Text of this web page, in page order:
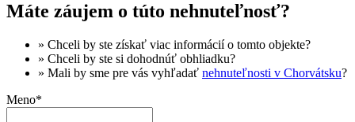
Máte záujem o túto nehnuteľnosť?
» Chceli by ste získať viac informáciío tomto objekte?
» Chceli by ste si dohodnúť obhliadku?
» Mali by sme pre vás vyhľadať nehnuteľnosti v Chorvátsku?
Meno*